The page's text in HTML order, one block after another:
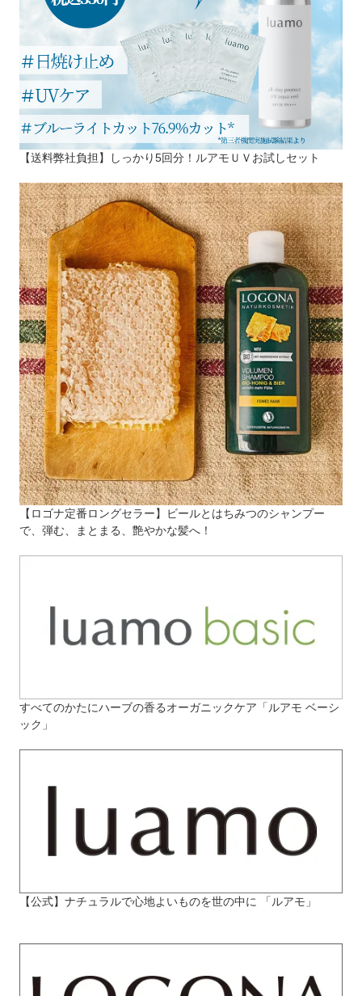
【送料弊社負担】しっかり5回分！ルアモＵＶお試しセット
【ロゴナ定番ロングセラー】ビールとはちみつのシャンプー
で、弾む、まとまる、艶やかな髪へ！
すべてのかたにハーブの香るオーガニックケア「ルアモ ベーシ
ック」
【公式】ナチュラルで心地よいものを世の中に 「ルアモ」